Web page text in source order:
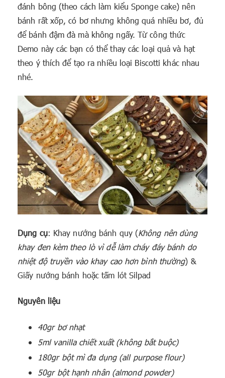
đánh bông (theo cách làm kiểu Sponge cake) nên
bánh rất xốp, có bơ nhưng không quá nhiều bơ, đủ
để bánh đậm đà mà không ngấy. Từ công thức
Demo này các bạn có thể thay các loại quả và hạt
theo ý thích để tạo ra nhiều loại Biscotti khác nhau
nhé.
Dụng cụ: Khay nướng bánh quy (Không nên dùng
khay đen kèm theo lò vì dễ làm cháy đáy bánh do
nhiệt độ truyền vào khay cao hơn bình thường) &
Giấy nướng bánh hoặc tấm lót Silpad
Nguyên liệu
40gr bơ nhạt
5ml vanilla chiết xuất (không bắt buộc)
180gr bột mì đa dụng (all purpose flour)
50gr bột hạnh nhân (almond powder)